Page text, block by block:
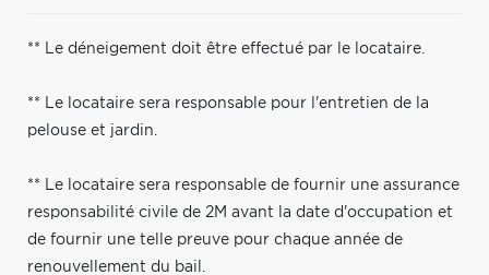
** Le déneigement doit être effectué par le locataire.
** Le locataire sera responsable pour l'entretien de la
pelouse et jardin.
** Le locataire sera responsable de fournir une assurance
responsabilité civile de 2M avant la date d'occupation et
de fournir une telle preuve pour chaque année de
renouvellement du bail.